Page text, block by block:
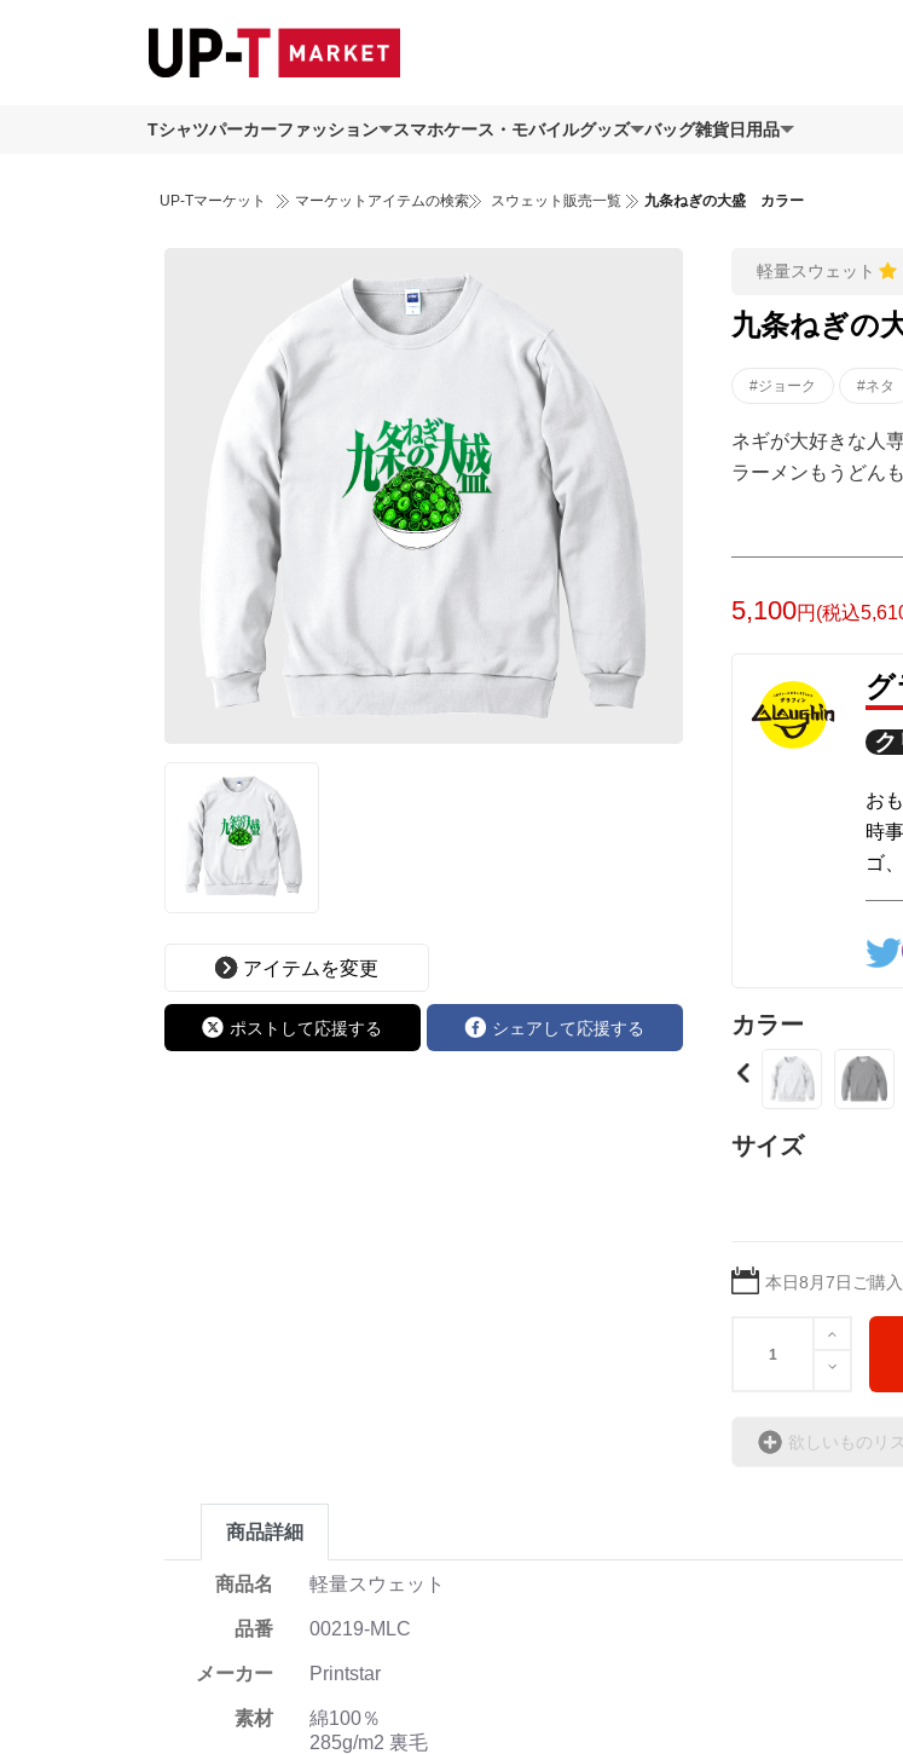
Tシャツパーカーファッション スマホケース・モバイルグッズ バッグ雑貨日用品
UP-Tマーケット マーケットアイテムの検索 スウェット販売一覧 九条ねぎの大盛 カラー
アイテムを変更
ポストして応援する シェアして応援する
軽量スウェット
九条ねぎの
#ジョーク #ネタ
ネギが大好きな人
ラーメンもうどん
5,100円(税込
ク
お
時
ゴ
様
カラー
サイズ
本日8月7日 ご購入
欲しいものリ
商品詳細
商品名 軽量スウェット
品番 00219-MLC
メーカー Printstar
素材
綿100％
285g/m2 裏毛